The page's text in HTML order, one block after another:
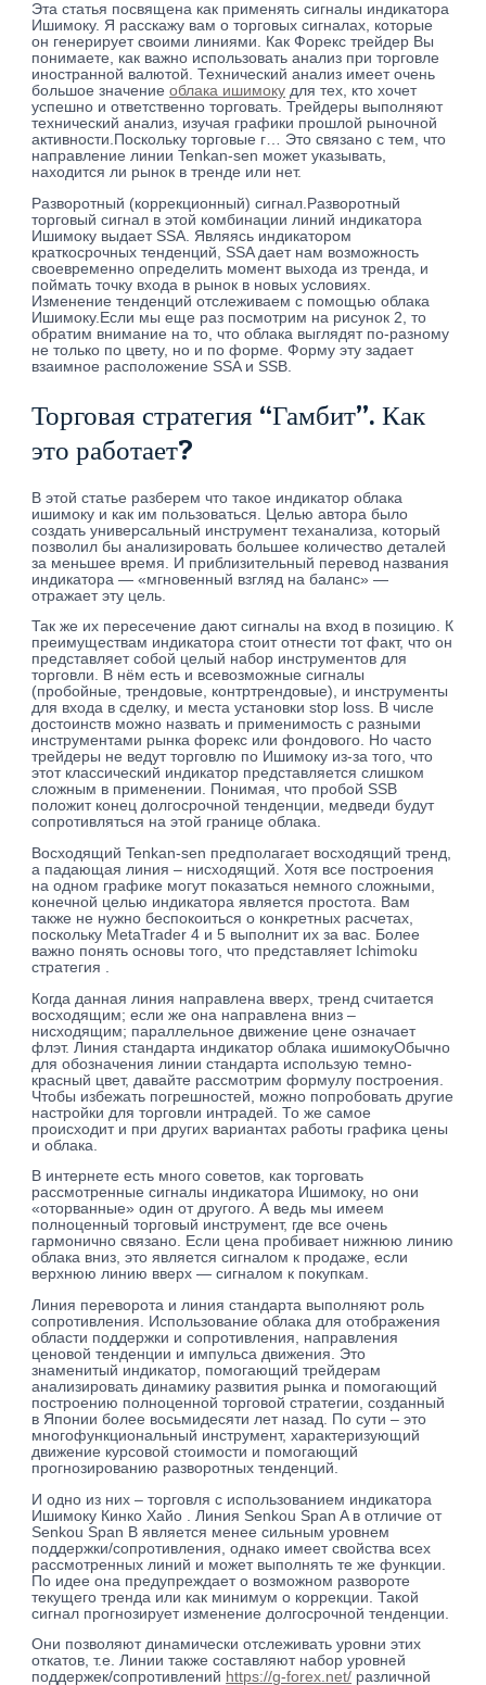
Эта статья посвящена как применять сигналы индикатора
Ишимоку. Я расскажу вам о торговых сигналах, которые
он генерирует своими линиями. Как Форекс трейдер Вы
понимаете, как важно использовать анализ при торговле
иностранной валютой. Технический анализ имеет очень
большое значениеоблака ишимоку для тех, кто хочет
успешно и ответственно торговать. Трейдеры выполняют
технический анализ, изучая графики прошлой рыночной
активности.Поскольку торговые г… Это связано с тем, что
направление линии Tenkan-sen может указывать,
находится ли рынок в тренде или нет.
Разворотный (коррекционный) сигнал.Разворотный
торговый сигнал в этой комбинации линий индикатора
Ишимоку выдает SSA. Являясь индикатором
краткосрочных тенденций, SSA дает нам возможность
своевременно определить момент выхода из тренда, и
поймать точку входа в рынок в новых условиях.
Изменение тенденций отслеживаем с помощью облака
Ишимоку.Если мы еще раз посмотрим на рисунок 2, то
обратим внимание на то, что облака выглядят по-разному
не только по цвету, но и по форме. Форму эту задает
взаимное расположение SSA и SSB.
Торговая стратегия “Гамбит”. Как
это работает?
В этой статье разберем что такое индикатор облака
ишимоку и как им пользоваться. Целью автора было
создать универсальный инструмент теханализа, который
позволил бы анализировать большее количество деталей
за меньшее время. И приблизительный перевод названия
индикатора — «мгновенный взгляд на баланс» —
отражает эту цель.
Так же их пересечение дают сигналы на вход в позицию. К
преимуществам индикатора стоит отнести тот факт, что он
представляет собой целый набор инструментов для
торговли. В нём есть и всевозможные сигналы
(пробойные, трендовые, контртрендовые), и инструменты
для входа в сделку, и места установки stop loss. В числе
достоинств можно назвать и применимость с разными
инструментами рынка форекс или фондового. Но часто
трейдеры не ведут торговлю по Ишимоку из-за того, что
этот классический индикатор представляется слишком
сложным в применении. Понимая, что пробой SSB
положит конец долгосрочной тенденции, медведи будут
сопротивляться на этой границе облака.
Восходящий Tenkan-sen предполагает восходящий тренд,
а падающая линия – нисходящий. Хотя все построения
на одном графике могут показаться немного сложными,
конечной целью индикатора является простота. Вам
также не нужно беспокоиться о конкретных расчетах,
поскольку MetaTrader 4 и 5 выполнит их за вас. Более
важно понять основы того, что представляет Ichimoku
стратегия .
Когда данная линия направлена вверх, тренд считается
восходящим; если же она направлена вниз –
нисходящим; параллельное движение цене означает
флэт. Линия стандарта индикатор облака ишимокуОбычно
для обозначения линии стандарта использую темно-
красный цвет, давайте рассмотрим формулу построения.
Чтобы избежать погрешностей, можно попробовать другие
настройки для торговли интрадей. То же самое
происходит и при других вариантах работы графика цены
и облака.
В интернете есть много советов, как торговать
рассмотренные сигналы индикатора Ишимоку, но они
«оторванные» один от другого. А ведь мы имеем
полноценный торговый инструмент, где все очень
гармонично связано. Если цена пробивает нижнюю линию
облака вниз, это является сигналом к продаже, если
верхнюю линию вверх — сигналом к покупкам.
Линия переворота и линия стандарта выполняют роль
сопротивления. Использование облака для отображения
области поддержки и сопротивления, направления
ценовой тенденции и импульса движения. Это
знаменитый индикатор, помогающий трейдерам
анализировать динамику развития рынка и помогающий
построению полноценной торговой стратегии, созданный
в Японии более восьмидесяти лет назад. По сути – это
многофункциональный инструмент, характеризующий
движение курсовой стоимости и помогающий
прогнозированию разворотных тенденций.
И одно из них – торговля с использованием индикатора
Ишимоку Кинко Хайо . Линия Senkou Span A в отличие от
Senkou Span B является менее сильным уровнем
поддержки/сопротивления, однако имеет свойства всех
рассмотренных линий и может выполнять те же функции.
По идее она предупреждает о возможном развороте
текущего тренда или как минимум о коррекции. Такой
сигнал прогнозирует изменение долгосрочной тенденции.
Они позволяют динамически отслеживать уровни этих
откатов, т.е. Линии также составляют набор уровней
поддержек/сопротивлений https://g-forex.net/ различной